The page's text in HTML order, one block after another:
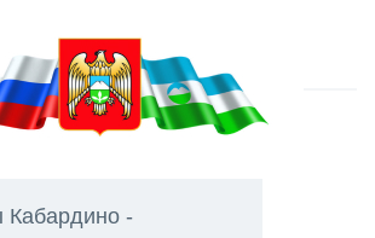
Кабардино -